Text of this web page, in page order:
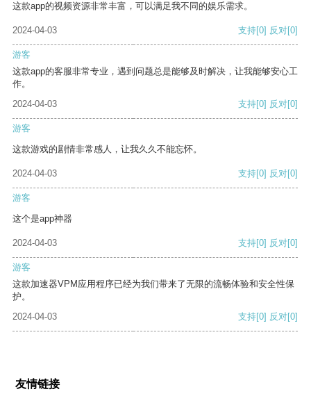
这款app的视频资源非常丰富，可以满足我不同的娱乐需求。
2024-04-03 支持[0] 反对[0]
游客
这款app的客服非常专业，遇到问题总是能够及时解决，让我能够安心工
作。
2024-04-03
支持[0] 反对[0]
游客
这款游戏的剧情非常感人，让我久久不能忘怀。
2024-04-03 支持[0] 反对[0]
游客
这个是app神器
2024-04-03 支持[0] 反对[0]
游客
这款加速器VPM应用程序已经为我们带来了无限的流畅体验和安全性保
护。
2024-04-03
支持[0] 反对[0]
友情链接